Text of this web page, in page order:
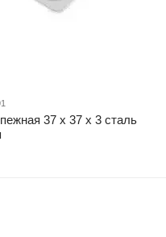
37 x 37 x 3 cталь